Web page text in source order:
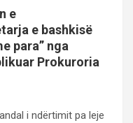
e
e bashkisë
para” nga
Prokuroria
i ndërtimit pa leje